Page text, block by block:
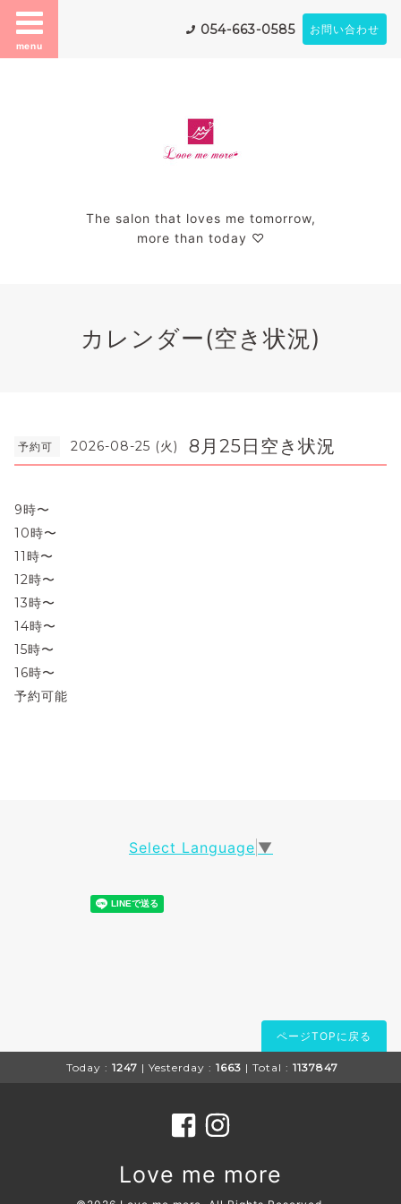
menu
054-663-0585 お問い合わせ
The salon that loves me tomorrow,
more than today ♡
カレンダー(空き状況)
予約可 2026-08-25 (火) 8月25日空き状況
9時〜
10時〜
11時〜
12時〜
13時〜
14時〜
15時〜
16時〜
予約可能
Select Language ▼
ページTOPに戻る
Today : 1247 | Yesterday : 1663 | Total : 1137847
Love me more